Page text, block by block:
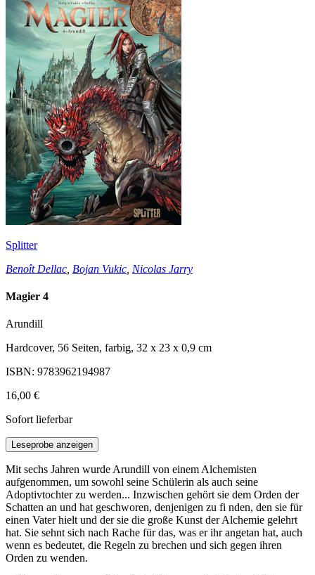
Splitter
Benoît Dellac Bojan Vukic Nicolas Jarry
Magier 4
Arundill
Hardcover, 56 Seiten, farbig, 32 x 23 x 0,9 cm
ISBN: 9783962194987
16,00 €
Sofort lieferbar
Leseprobe anzeigen
Mit sechs Jahren wurde Arundill von einem Alchemisten
aufgenommen, um sowohl seine Schülerin als auch seine
Adoptivtochter zu werden... Inzwischen gehört sie dem Orden der
Schatten an und hat geschworen, denjenigen zu fi nden, den sie für
einen Vater hielt und der sie die große Kunst der Alchemie gelehrt
hat. Sie sehnt sich nach Rache für das, was er ihr angetan hat, auch
wenn es bedeutet, die Regeln zu brechen und sich gegen ihren
Orden zu wenden.